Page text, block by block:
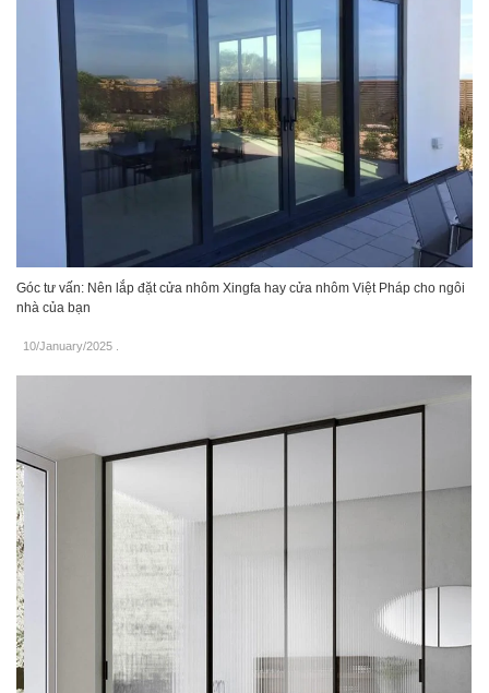
Góc tư vấn: Nên lắp đặt cửa nhôm Xingfa hay cửa nhôm Việt Pháp cho ngôi
nhà của bạn
10/January/2025